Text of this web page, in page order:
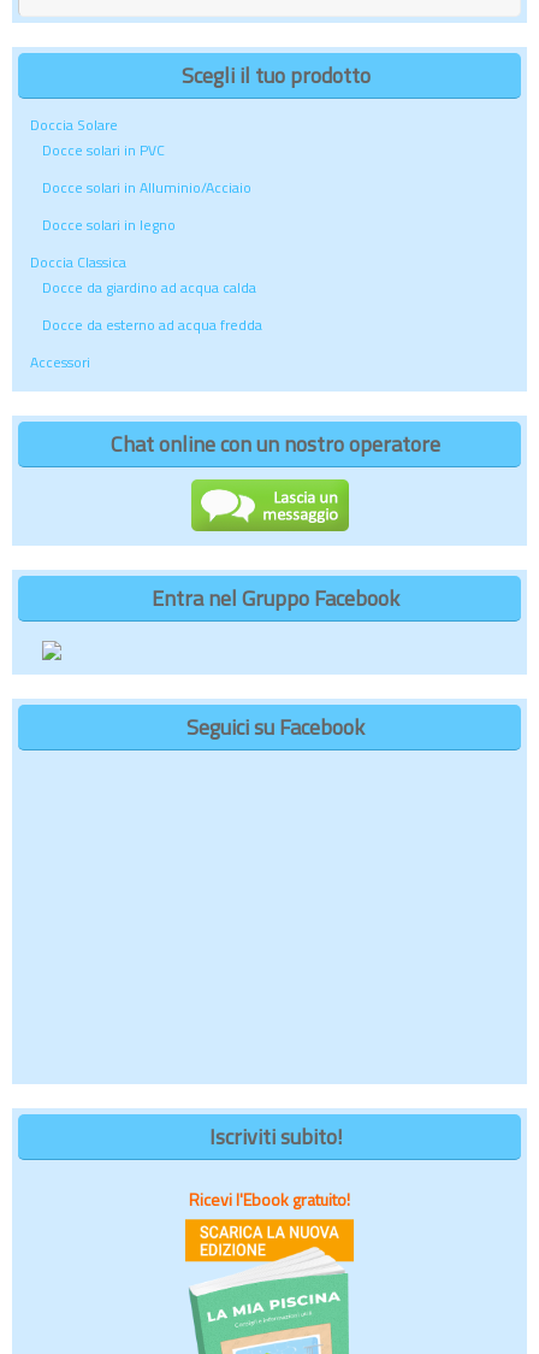
Scegli il tuo prodotto
Doccia Solare
Docce solari in PVC
Docce solari in Alluminio/Acciaio
Docce solari in legno
Doccia Classica
Docce da giardino ad acqua calda
Docce da esterno ad acqua fredda
Accessori
Chat online con un nostro operatore
Entra nel Gruppo Facebook
Seguici su Facebook
Iscriviti subito!
Ricevi l'Ebook gratuito!